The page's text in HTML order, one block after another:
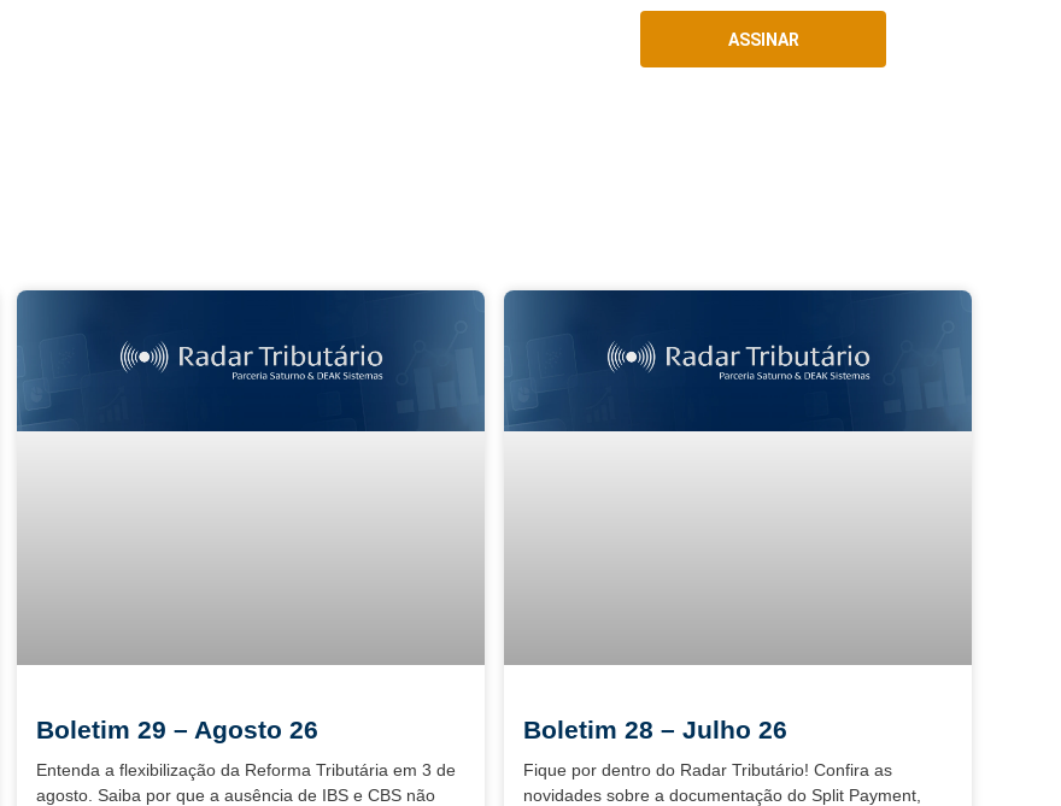
ASSINAR
Boletim 29 – Agosto 26
Entenda a flexibilização da Reforma Tributária em 3 de
agosto. Saiba por que a ausência de IBS e CBS não
Boletim 28 – Julho 26
Fique por dentro do Radar Tributário! Confira as
novidades sobre a documentação do Split Payment,